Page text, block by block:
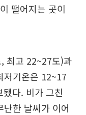
떨어지는 곳이
최고 22~27도)과
저기온은 12~17
다. 비가 그친
한 날씨가 이어